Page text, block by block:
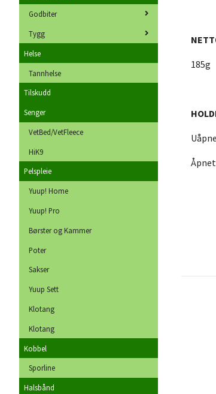
Godbiter
Tygg
Helse
Tannhelse
Tilskudd
Senger
VetBed/VetFleece
HiK9
Pelspleie
Yuup! Home
Yuup! Pro
Børster og Kammer
Poter
Sakser
Yuup Sett
Klotang
Klotang
Kobbel
Sporline
Halsbånd
185g